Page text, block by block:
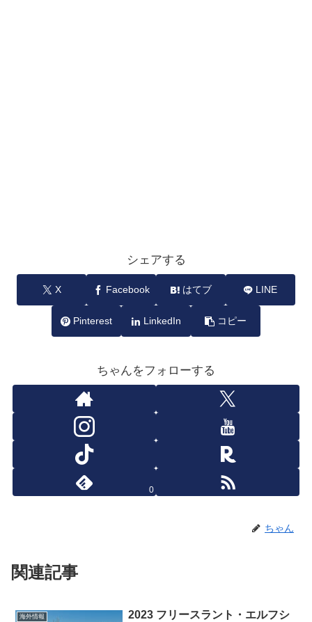
シェアする
X Facebook はてブ LINE
Pinterest LinkedIn コピー
ちゃんをフォローする
0
ちゃん
関連記事
海外情報
2023 フリースラント・エルフシ